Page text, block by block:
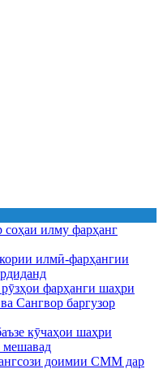
илму фарҳанг
илмӣ-фарҳангии
фарҳанги шаҳри
Сангвор баргузор
кӯчаҳои шаҳри
мешавад
доимии СММ дар